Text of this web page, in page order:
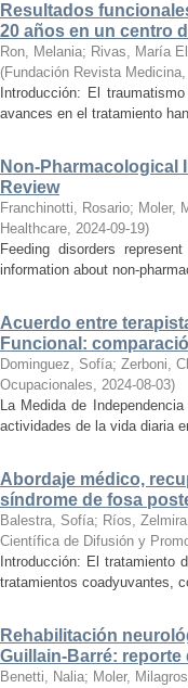
Resultados
20 años en un centro
Ron, Melania; Rivas, María
(Fundación Revista Medicina,
Introducción: El
avances en el tratamiento
Non-Pharmacological
Review
Franchinotti, Rosario; Moler,
Healthcare, 2024-09-19)
Feeding disorders
information about non-
Acuerdo entre
Funcional:
Dominguez, Sofía; Zerboni,
Ocupacionales, 2024-08-03)
La Medida de
actividades de la vida diaria
Abordaje médico,
síndrome de fosa
Balestra, Sofía; Ríos, Zelmira
Científica de Difusión y
Introducción: El tratamiento
tratamientos coadyuvantes,
Rehabilitación
Guillain-Barré:
Benetti, Nalia; Moler, Milagros